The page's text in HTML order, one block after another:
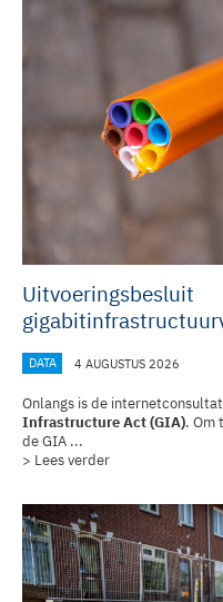
Uitvoeringsbesluit
DATA 4 AUGUSTUS 2026
Onlangs is de
Infrastructure Act (GIA). Om
de GIA ...
> Lees verder